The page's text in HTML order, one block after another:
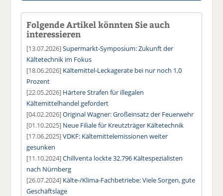
Folgende Artikel könnten Sie auch
interessieren
[13.07.2026]Supermarkt-Symposium: Zukunft der
Kältetechnik im Fokus
[18.06.2026] Kältemittel-Leckagerate bei nur noch 1,0
Prozent
[22.05.2026] Härtere Strafen für illegalen
Kältemittelhandel gefordert
[04.02.2026]Original Wagner: Großeinsatz der Feuerwehr
[01.10.2025] Neue Filiale für Kreutzträger Kältetechnik
[17.06.2025]VDKF: Kältemittelemissionen weiter
gesunken
[11.10.2024]Chillventa lockte 32.796 Kältespezialisten
nach Nürnberg
[26.07.2024] Kälte-/Klima-Fachbetriebe: Viele Sorgen, gute
Geschäftslage